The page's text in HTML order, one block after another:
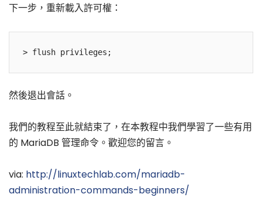
下一步，重新載入許可權：
然後退出會話。
我們的教程至此就結束了，在本教程中我們學習了一些有用
的 MariaDB 管理命令。歡迎您的留言。
via: http://linuxtechlab.com/mariadb-
administration-commands-beginners/